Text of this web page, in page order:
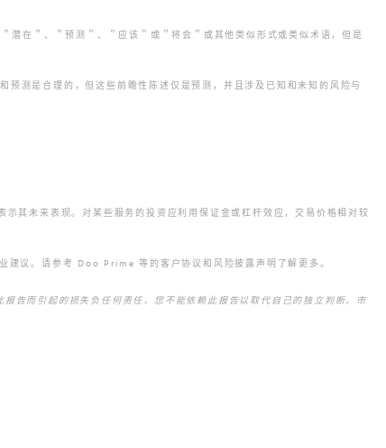
潜在＂、＂预测＂、＂应该＂或＂将会＂或其他类似形式或类似术语，但是
是合理的，但这些前瞻性陈述仅是预测，并且涉及已知和未知的风险与
其未来表现。对某些服务的投资应利用保证金或杠杆效应，交易价格相对较
建议。请参考 Doo Prime 等的客户协议和风险披露声明了解更多。
告而引起的损失负任何责任，您不能依赖此报告以取代自己的独立判断。市